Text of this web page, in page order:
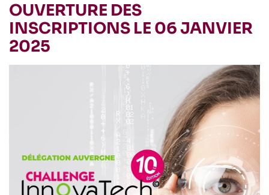
OUVERTURE DES
INSCRIPTIONS LE 06 JANVIER
2025